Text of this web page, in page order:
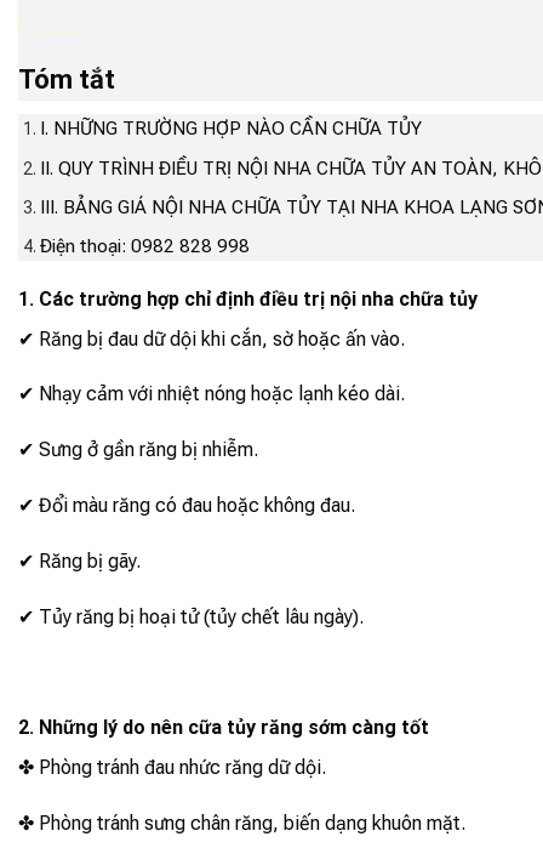
Tóm tắt
I. NHỮNG TRƯỜNG HỢP NÀO CẦN CHỮA TỦY
II. QUY TRÌNH ĐIỀU TRỊ NỘI NHA CHỮA TỦY AN TOÀN,
III. BẢNG GIÁ NỘI NHA CHỮA TỦY TẠI NHA KHOA LẠNG
Điện thoại: 0982 828 998
1. Các trường hợp chỉ định điều trị nội nha chữa tủy
✔ Răng bị đau dữ dội khi cắn, sờ hoặc ấn vào.
✔ Nhạy cảm với nhiệt nóng hoặc lạnh kéo dài.
✔ Sưng ở gần răng bị nhiễm.
✔ Đổi màu răng có đau hoặc không đau.
✔ Răng bị gãy.
✔ Tủy răng bị hoại tử (tủy chết lâu ngày).
2. Những lý do nên cữa tủy răng sớm càng tốt
✤ Phòng tránh đau nhức răng dữ dội.
✤ Phòng tránh sưng chân răng, biến dạng khuôn mặt.